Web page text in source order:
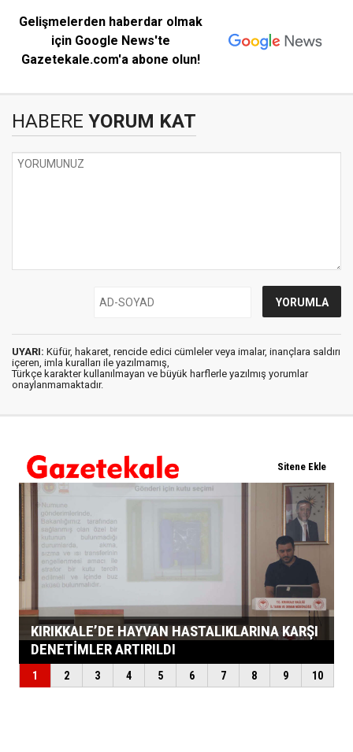
Gelişmelerden haberdar olmak
için Google News'te
Gazetekale.com'a abone olun!
HABERE YORUM KAT
UYARI: Küfür, hakaret, rencide edici cümleler veya imalar, inançlara saldırı
içeren, imla kuralları ile yazılmamış,
Türkçe karakter kullanılmayan ve büyük harflerle yazılmış yorumlar
onaylanmamaktadır.